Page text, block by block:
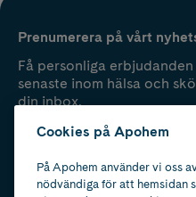
Prenumerera på vårt
Få personliga
senaste inom hälsa och
din inbox.
Cookies på Apohem
På Apohem använder vi oss
nödvändiga för att hemsidan